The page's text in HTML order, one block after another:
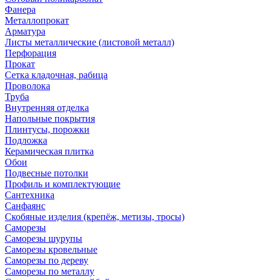
Фанера
Металлопрокат
Арматура
Листы металлические (листовой металл)
Перфорация
Прокат
Сетка кладочная, рабица
Проволока
Труба
Внутренняя отделка
Напольные покрытия
Плинтусы, порожки
Подложка
Керамическая плитка
Обои
Подвесные потолки
Профиль и комплектующие
Сантехника
Санфаянс
Скобяные изделия (крепёж, метизы, тросы)
Саморезы
Саморезы шурупы
Саморезы кровельные
Саморезы по дереву
Саморезы по металлу